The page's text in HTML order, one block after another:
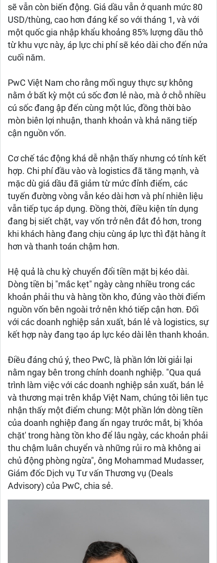
sẽ vẫn còn biến động. Giá dầu vẫn ở quanh mức 80
USD/thùng, cao hơn đáng kể so với tháng 1, và với
một quốc gia nhập khẩu khoảng 85% lượng dầu thô
từ khu vực này, áp lực chi phí sẽ kéo dài cho đến nửa
cuối năm.
PwC Việt Nam cho rằng mối nguy thực sự không
nằm ở bất kỳ một cú sốc đơn lẻ nào, mà ở chỗ nhiều
cú sốc đang ập đến cùng một lúc, đồng thời bào
mòn biên lợi nhuận, thanh khoản và khả năng tiếp
cận nguồn vốn.
Cơ chế tác động khá dễ nhận thấy nhưng có tính kết
hợp. Chi phí đầu vào và logistics đã tăng mạnh, và
mặc dù giá dầu đã giảm từ mức đỉnh điểm, các
tuyến đường vòng vẫn kéo dài hơn và phí nhiên liệu
vẫn tiếp tục áp dụng. Đồng thời, điều kiện tín dụng
đang bị siết chặt, vay vốn trở nên đắt đỏ hơn, trong
khi khách hàng đang chịu cùng áp lực thì đặt hàng ít
hơn và thanh toán chậm hơn.
Hệ quả là chu kỳ chuyển đổi tiền mặt bị kéo dài.
Dòng tiền bị "mắc kẹt" ngày càng nhiều trong các
khoản phải thu và hàng tồn kho, đúng vào thời điểm
nguồn vốn bên ngoài trở nên khó tiếp cận hơn. Đối
với các doanh nghiệp sản xuất, bán lẻ và logistics, sự
kết hợp này đang tạo áp lực kéo dài lên thanh khoản.
Điều đáng chú ý, theo PwC, là phần lớn lời giải lại
nằm ngay bên trong chính doanh nghiệp. "Qua quá
trình làm việc với các doanh nghiệp sản xuất, bán lẻ
và thương mại trên khắp Việt Nam, chúng tôi liên tục
nhận thấy một điểm chung: Một phần lớn dòng tiền
của doanh nghiệp đang ẩn ngay trước mắt, bị 'khóa
chặt' trong hàng tồn kho để lâu ngày, các khoản phải
thu chậm luân chuyển và những rủi ro mà không ai
chủ động phòng ngừa", ông Mohammad Mudasser,
Giám đốc Dịch vụ Tư vấn Thương vụ (Deals
Advisory) của PwC, chia sẻ.